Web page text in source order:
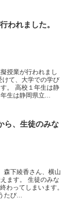
われました。
授業が行われまし
けて、大学での学び
。 高校１年生は静
生は静岡県立...
ら、生徒のみな
森下綾香さん、横山
ます。 生徒のみな
わってしまいます。
び...